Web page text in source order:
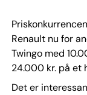
Renault nu for
Twingo med
24.000 kr. på et
Det er